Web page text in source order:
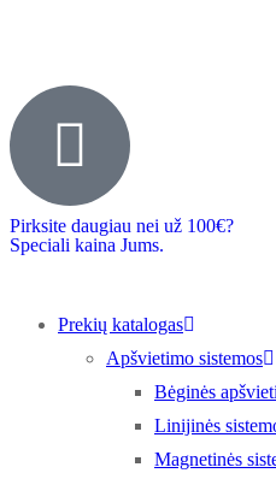
Pirksite daugiau nei už 100€?
Speciali kaina Jums.
Prekių katalogas
Apšvietimo sistemos
Bėginės
Linijinės
Magnetinės